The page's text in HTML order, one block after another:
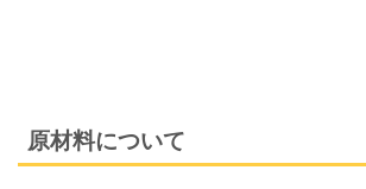
原材料について